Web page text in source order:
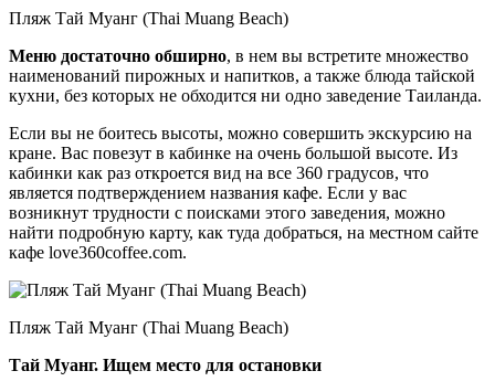
Пляж Тай Муанг (Thai Muang Beach)
Меню достаточно обширно, в нем вы встретите множество
наименований пирожных и напитков, а также блюда тайской
кухни, без которых не обходится ни одно заведение Таиланда.
Если вы не боитесь высоты, можно совершить экскурсию на
кране. Вас повезут в кабинке на очень большой высоте. Из
кабинки как раз откроется вид на все 360 градусов, что
является подтверждением названия кафе. Если у вас
возникнут трудности с поисками этого заведения, можно
найти подробную карту, как туда добраться, на местном сайте
кафе love360coffee.com.
Пляж Тай Муанг (Thai Muang Beach)
Тай Муанг. Ищем место для остановки